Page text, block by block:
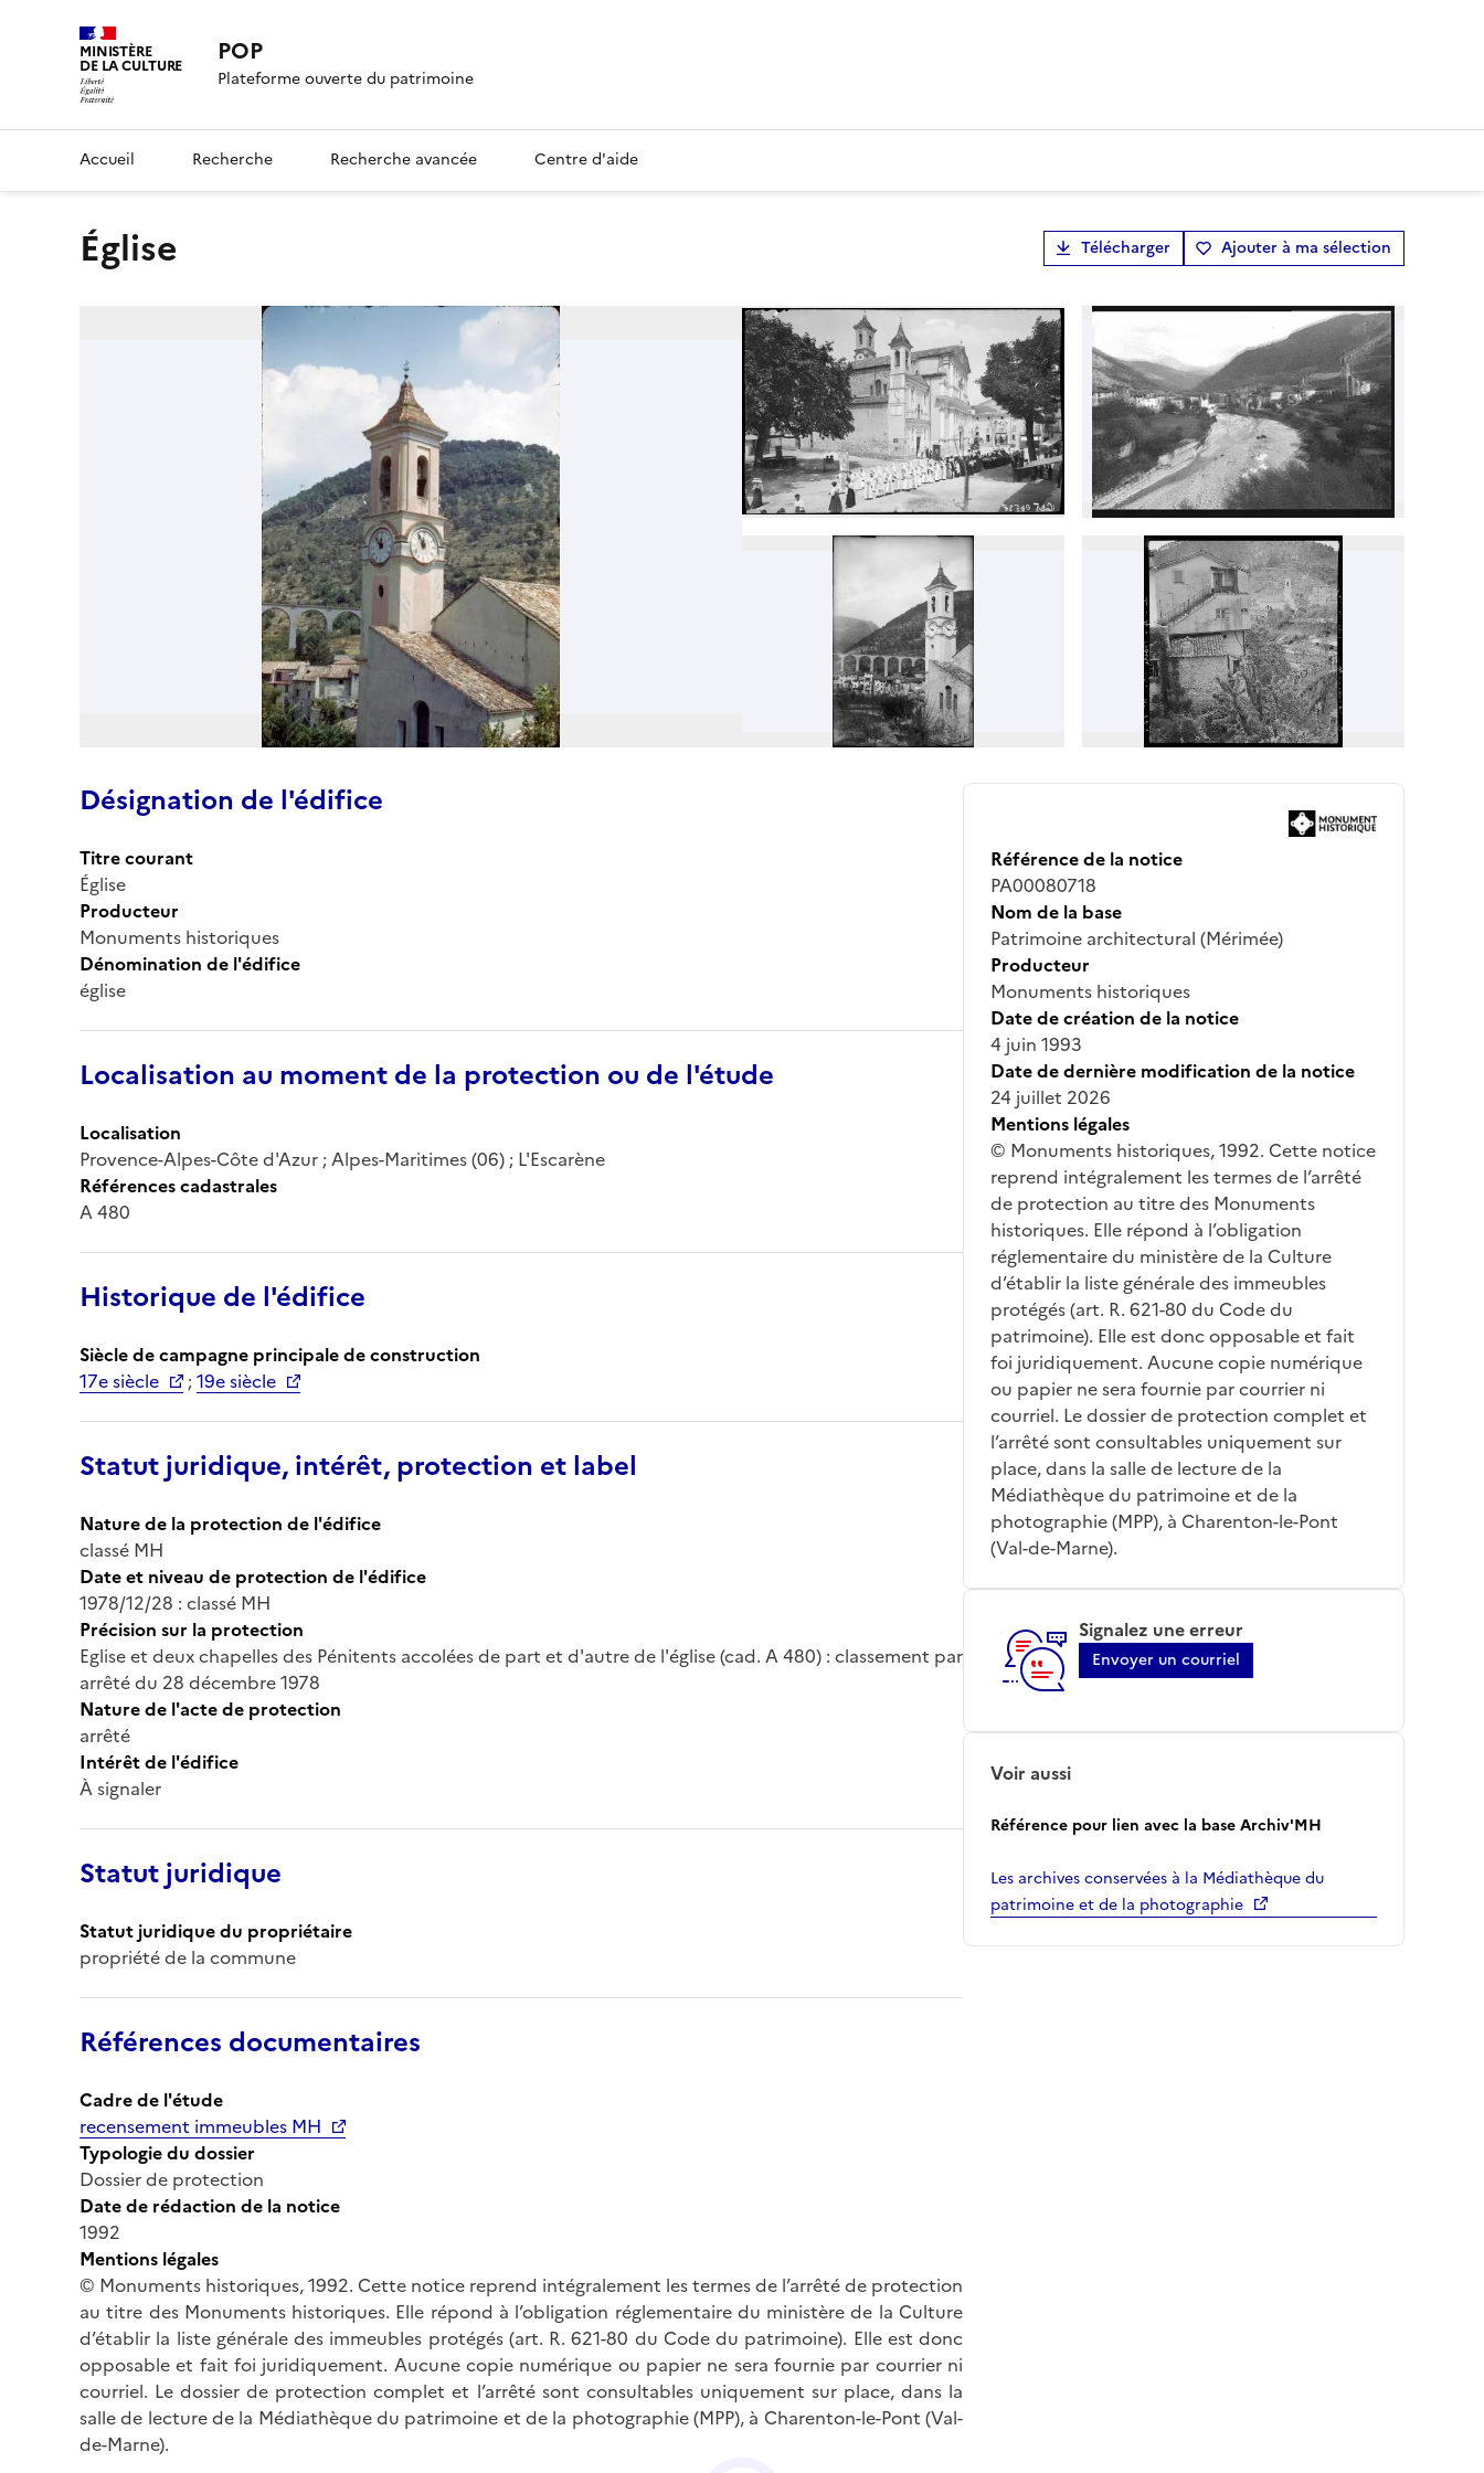
MINISTÈRE
DE LA CULTURE POP
Plateforme ouverte du patrimoine
Accueil Recherche Recherche avancée Centre d'aide
Église Télécharger Ajouter à ma sélection
Désignation de l'édifice
Titre courant
Église
Producteur
Monuments historiques
Dénomination de l'édifice
église
Localisation au moment de la protection ou de l'étude
Localisation
Provence-Alpes-Côte d'Azur ; Alpes-Maritimes (06) ; L'Escarène
Références cadastrales
A 480
Historique de l'édifice
Siècle de campagne principale de construction
17e siècle
;19e siècle
Statut juridique, intérêt, protection et label
Nature de la protection de l'édifice
classé MH
Date et niveau de protection de l'édifice
1978/12/28 : classé MH
Précision sur la protection
Eglise et deux chapelles des Pénitents accolées de part et d'autre de l'église (cad. A 480) : classement par
arrêté du 28 décembre 1978
Nature de l'acte de protection
arrêté
Intérêt de l'édifice
À signaler
Statut juridique
Statut juridique du propriétaire
propriété de la commune
Références documentaires
Cadre de l'étude
recensement immeubles MH
Typologie du dossier
Dossier de protection
Date de rédaction de la notice
1992
Mentions légales
© Monuments historiques, 1992. Cette notice reprend intégralement les termes de l’arrêté de protection
au titre des Monuments historiques. Elle répond à l’obligation réglementaire du ministère de la Culture
d’établir la liste générale des immeubles protégés (art. R. 621-80 du Code du patrimoine). Elle est donc
opposable et fait foi juridiquement. Aucune copie numérique ou papier ne sera fournie par courrier ni
courriel. Le dossier de protection complet et l’arrêté sont consultables uniquement sur place, dans la
salle de lecture de la Médiathèque du patrimoine et de la photographie (MPP), à Charenton-le-Pont (Val-
de-Marne).
Référence de la notice
PA00080718
Nom de la base
Patrimoine architectural (Mérimée)
Producteur
Monuments historiques
Date de création de la notice
4 juin 1993
Date de dernière modification de la notice
24 juillet 2026
Mentions légales
© Monuments historiques, 1992. Cette notice
reprend intégralement les termes de l’arrêté
de protection au titre des Monuments
historiques. Elle répond à l’obligation
réglementaire du ministère de la Culture
d’établir la liste générale des immeubles
protégés (art. R. 621-80 du Code du
patrimoine). Elle est donc opposable et fait
foi juridiquement. Aucune copie numérique
ou papier ne sera fournie par courrier ni
courriel. Le dossier de protection complet et
l’arrêté sont consultables uniquement sur
place, dans la salle de lecture de la
Médiathèque du patrimoine et de la
photographie (MPP), à Charenton-le-Pont
(Val-de-Marne).
Signalez une erreur
Envoyer un courriel
Voir aussi
Référence pour lien avec la base Archiv'MH
Les archives conservées à la Médiathèque du
patrimoine et de la photographie